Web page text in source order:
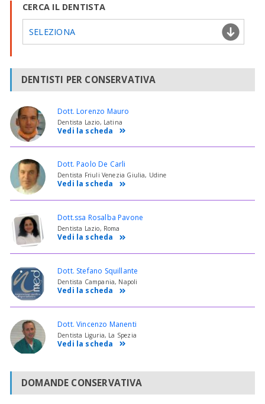
CERCA IL DENTISTA
SELEZIONA
DENTISTI PER CONSERVATIVA
Dott. Lorenzo Mauro
Dentista Lazio, Latina
Vedi la scheda
Dott. Paolo De Carli
Dentista Friuli Venezia Giulia, Udine
Vedi la scheda
Dott.ssa Rosalba Pavone
Dentista Lazio, Roma
Vedi la scheda
Dott. Stefano Squillante
Dentista Campania, Napoli
Vedi la scheda
Dott. Vincenzo Manenti
Dentista Liguria, La Spezia
Vedi la scheda
DOMANDE CONSERVATIVA